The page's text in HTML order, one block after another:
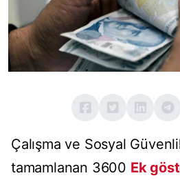
Çalışma ve Sosyal
tamamlanan 3600 Ek